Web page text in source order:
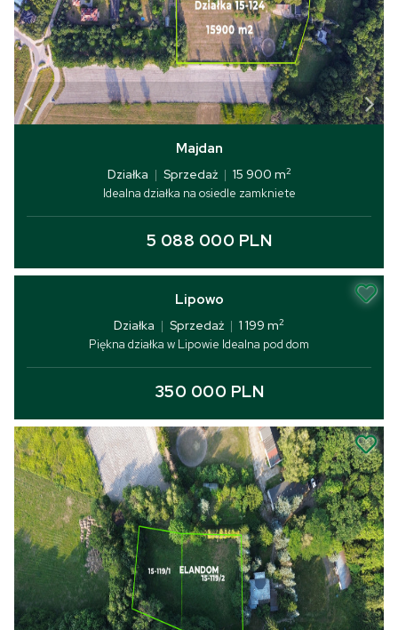
Majdan
Działka | Sprzedaż | 15 900 m2
Idealna działka na osiedle zamkniete
5 088 000 PLN
Lipowo
Działka | Sprzedaż | 1 199 m2
Piękna działka w Lipowie Idealna pod dom
350 000 PLN